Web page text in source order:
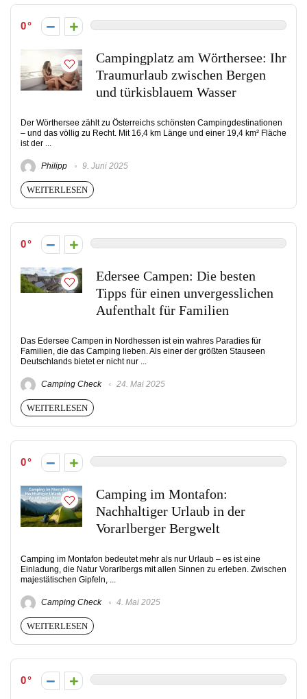
0
Campingplatz am Wörthersee: Ihr
Traumurlaub zwischen Bergen
und türkisblauem Wasser
Der Wörthersee zählt zu Österreichs schönsten Campingdestinationen
– und das völlig zu Recht. Mit 16,4 km Länge und einer 19,4 km² Fläche
ist der ...
Philipp 9. Juni 2025
WEITERLESEN
0
Edersee Campen: Die besten
Tipps für einen unvergesslichen
Aufenthalt für Familien
Das Edersee Campen in Nordhessen ist ein wahres Paradies für
Familien, die das Camping lieben. Als einer der größten Stauseen
Deutschlands bietet er nicht nur ...
Camping Check 24. Mai 2025
WEITERLESEN
0
Camping im Montafon:
Nachhaltiger Urlaub in der
Vorarlberger Bergwelt
Camping im Montafon bedeutet mehr als nur Urlaub – es ist eine
Einladung, die Natur Vorarlbergs mit allen Sinnen zu erleben. Zwischen
majestätischen Gipfeln, ...
Camping Check 4. Mai 2025
WEITERLESEN
0